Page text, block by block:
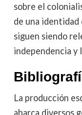
sobre el
de una
siguen siendo
independencia y
La producción
abarca diversos